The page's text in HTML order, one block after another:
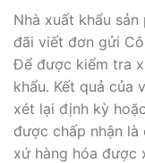
Nhà xuất khẩu
đãi viết đơn gửi
Để được kiểm tra
khẩu. Kết quả của
xét lại định kỳ
được chấp nhận
xứ hàng hóa được